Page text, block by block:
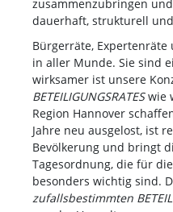
zusammenzubringen
dauerhaft, strukturell
Bürgerräte,
in aller Munde. Sie sind
wirksamer ist unsere
BETEILIGUNGSRATESwie
Region Hannover
Jahre neu ausgelost, ist
Bevölkerung und bringt
Tagesordnung, die für
besonders wichtig sind.
zufallsbestimmten